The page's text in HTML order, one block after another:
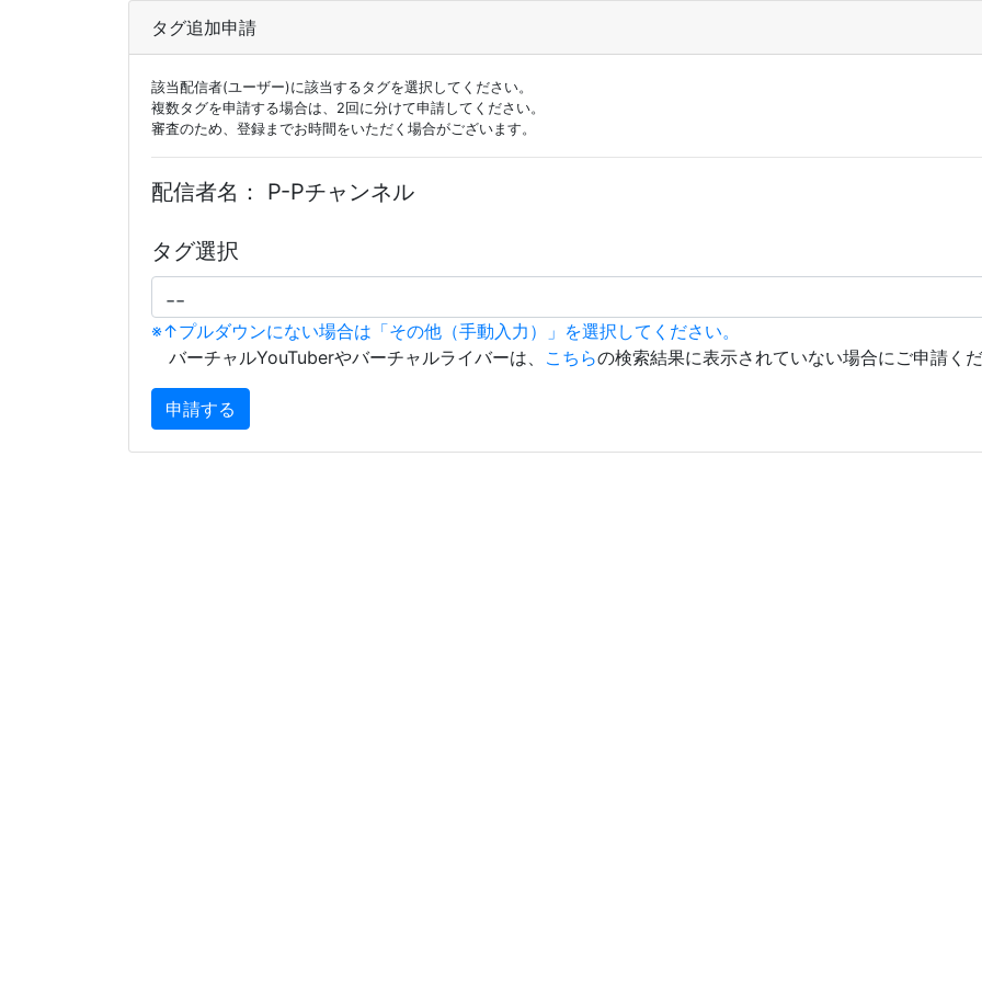
タグ追加申請
該当配信者(ユーザー)に該当するタグを選択してください。
複数タグを申請する場合は、2回に分けて申請してください。
審査のため、登録までお時間をいただく場合がございます。
配信者名： P-Pチャンネル
タグ選択
※↑プルダウンにない場合は「その他（手動入力）」を選択してください。
バーチャルYouTuberやバーチャルライバーは、 こちらの検索結果に表示されていない場合にご申請く
申請する